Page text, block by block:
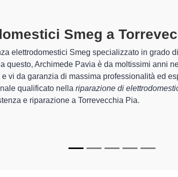
Smeg A
sono in grado di garantire al cliente
e la riparazione del tuo
apparecchi.
Archimede Pavia sono in grado di fornire